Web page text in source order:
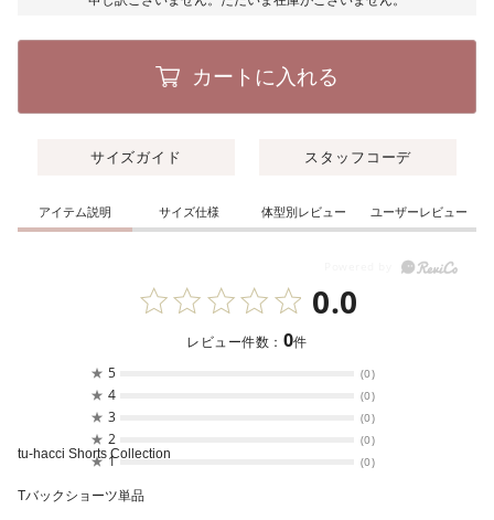
カートに入れる
サイズガイド スタッフコーデ
アイテム説明 サイズ仕様 体型別レビュー ユーザーレビュー
0.0
レビュー件数： 0件
★ 5 (0)
★ 4 (0)
★ 3 (0)
★ 2 (0)
★ 1 (0)
tu-hacci Shorts Collection
Tバックショーツ単品